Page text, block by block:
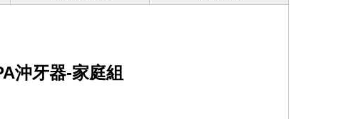
沖牙器-家庭組